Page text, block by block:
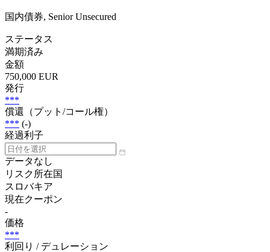
国内債券, Senior Unsecured
ステータス
満期済み
金額
750,000 EUR
発行
***
償還（プット/コール権）
*** (-)
経過利子
データなし
リスク所在国
スロバキア
現在クーポン
-
価格
***
利回り / デュレーション